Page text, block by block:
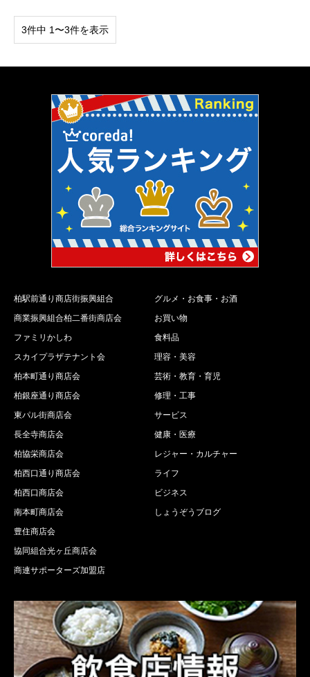
3件中 1〜3件を表示
柏駅前通り商店街振興組合
商業振興組合柏二番街商店会
ファミリかしわ
スカイプラザテナント会
柏本町通り商店会
柏銀座通り商店会
東パル街商店会
長全寺商店会
柏協栄商店会
柏西口通り商店会
柏西口商店会
南本町商店会
豊住商店会
協同組合光ヶ丘商店会
商連サポーターズ加盟店
グルメ・お食事・お酒
お買い物
食料品
理容・美容
芸術・教育・育児
修理・工事
サービス
健康・医療
レジャー・カルチャー
ライフ
ビジネス
しょうぞうブログ